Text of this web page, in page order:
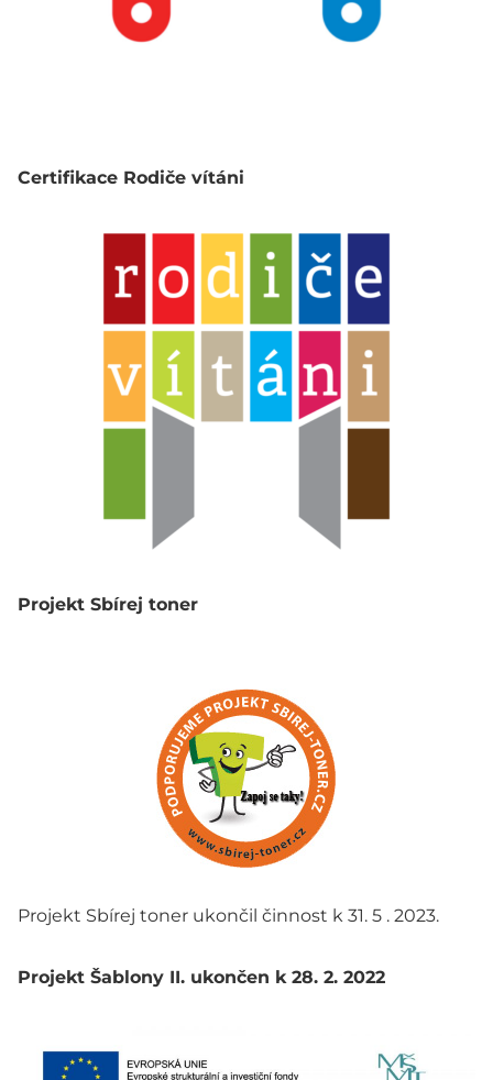
Certifikace Rodiče vítáni
Projekt Sbírej toner
Projekt Sbírej toner ukončil činnost k 31. 5 . 2023.
Projekt Šablony II. ukončen k 28. 2. 2022